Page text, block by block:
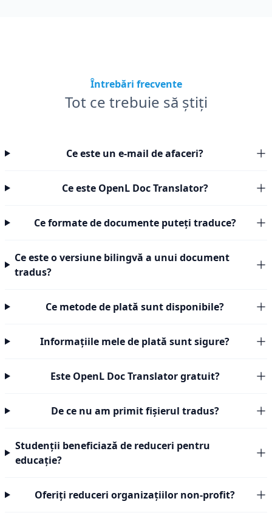
Întrebări frecvente
Tot ce trebuie să știți
Ce este un e-mail de afaceri?
Ce este OpenL Doc Translator?
Ce formate de documente puteți traduce?
Ce este o versiune bilingvă a unui document
tradus?
Ce metode de plată sunt disponibile?
Informațiile mele de plată sunt sigure?
Este OpenL Doc Translator gratuit?
De ce nu am primit fișierul tradus?
Studenții beneficiază de reduceri pentru
educație?
Oferiți reduceri organizațiilor non-profit?